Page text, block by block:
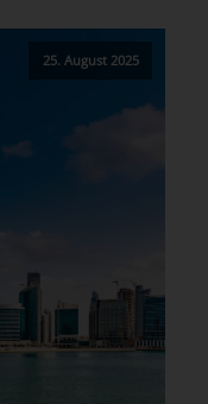
25. August 2025